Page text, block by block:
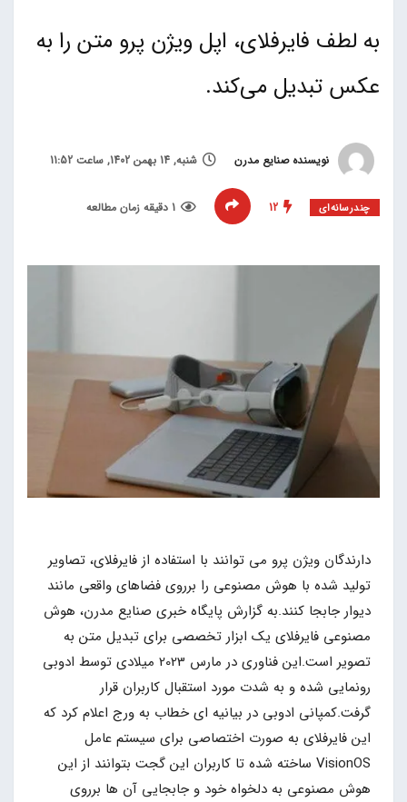
به لطف فایرفلای، اپل ویژن پرو متن را به
عکس تبدیل می‌کند.
نویسنده صنایع مدرن شنبه, 14 بهمن 1402, ساعت 11:52
چند‌‌رسانه‌ای 12 1 دقیقه زمان مطالعه
دارندگان ویژن پرو می توانند با استفاده از فایرفلای، تصاویر
تولید شده با هوش مصنوعی را برروی فضاهای واقعی مانند
دیوار جابجا کنند.به گزارش پایگاه خبری صنایع مدرن، هوش
مصنوعی فایرفلای یک ابزار تخصصی برای تبدیل متن به
تصویر است.این فناوری در مارس 2023 میلادی توسط ادوبی
رونمایی شده و به شدت مورد استقبال کاربران قرار
گرفت.کمپانی ادوبی در بیانیه ای خطاب به ورج اعلام کرد که
این فایرفلای به صورت اختصاصی برای سیستم عامل
VisionOS ساخته شده تا کاربران این گجت بتوانند از این
هوش مصنوعی به دلخواه خود و جابجایی آن ها برروی